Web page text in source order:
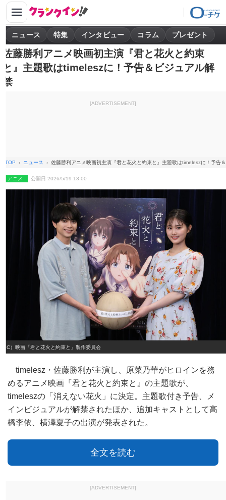
ニュース 特集 インタビュー コラム プレゼント
佐藤勝利アニメ映画初主演『君と花火と約束
と』主題歌はtimeleszに！予告＆ビジュアル解
禁
[ADVERTISEMENT]
TOP ニュース 佐藤勝利アニメ映画初主演『君と花火と約束と』主題歌はtimeleszに！予告
アニメ 公開日 2026/5/19 13:00
（C）映画「君と花火と約束と」製作委員会
timelesz・佐藤勝利が主演し、原菜乃華がヒロインを務
めるアニメ映画『君と花火と約束と』の主題歌が、
timeleszの「消えない花火」に決定。主題歌付き予告、メ
インビジュアルが解禁されたほか、追加キャストとして高
橋李依、横澤夏子の出演が発表された。
全文を読む
[ADVERTISEMENT]